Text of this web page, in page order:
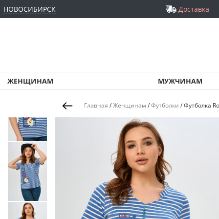
НОВОСИБИРСК Доставка
ЖЕНЩИНАМ МУЖЧИНАМ
Главная /Женщинам /Футболки /Футболка